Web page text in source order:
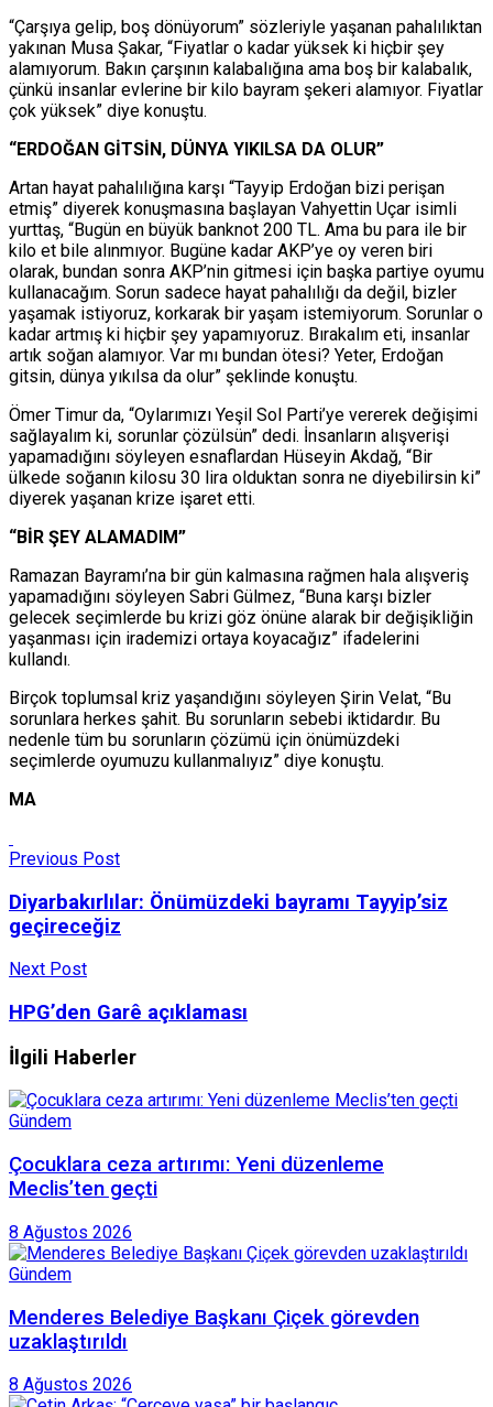
“Çarşıya gelip, boş dönüyorum” sözleriyle yaşanan pahalılıktan
yakınan Musa Şakar, “Fiyatlar o kadar yüksek ki hiçbir şey
alamıyorum. Bakın çarşının kalabalığına ama boş bir kalabalık,
çünkü insanlar evlerine bir kilo bayram şekeri alamıyor. Fiyatlar
çok yüksek” diye konuştu.
“ERDOĞAN GİTSİN, DÜNYA YIKILSA DA OLUR”
Artan hayat pahalılığına karşı “Tayyip Erdoğan bizi perişan
etmiş” diyerek konuşmasına başlayan Vahyettin Uçar isimli
yurttaş, “Bugün en büyük banknot 200 TL. Ama bu para ile bir
kilo et bile alınmıyor. Bugüne kadar AKP’ye oy veren biri
olarak, bundan sonra AKP’nin gitmesi için başka partiye oyumu
kullanacağım. Sorun sadece hayat pahalılığı da değil, bizler
yaşamak istiyoruz, korkarak bir yaşam istemiyorum. Sorunlar o
kadar artmış ki hiçbir şey yapamıyoruz. Bırakalım eti, insanlar
artık soğan alamıyor. Var mı bundan ötesi? Yeter, Erdoğan
gitsin, dünya yıkılsa da olur” şeklinde konuştu.
Ömer Timur da, “Oylarımızı Yeşil Sol Parti’ye vererek değişimi
sağlayalım ki, sorunlar çözülsün” dedi. İnsanların alışverişi
yapamadığını söyleyen esnaflardan Hüseyin Akdağ, “Bir
ülkede soğanın kilosu 30 lira olduktan sonra ne diyebilirsin ki”
diyerek yaşanan krize işaret etti.
“BİR ŞEY ALAMADIM”
Ramazan Bayramı’na bir gün kalmasına rağmen hala alışveriş
yapamadığını söyleyen Sabri Gülmez, “Buna karşı bizler
gelecek seçimlerde bu krizi göz önüne alarak bir değişikliğin
yaşanması için irademizi ortaya koyacağız” ifadelerini
kullandı.
Birçok toplumsal kriz yaşandığını söyleyen Şirin Velat, “Bu
sorunlara herkes şahit. Bu sorunların sebebi iktidardır. Bu
nedenle tüm bu sorunların çözümü için önümüzdeki
seçimlerde oyumuzu kullanmalıyız” diye konuştu.
MA
Previous Post
Diyarbakırlılar: Önümüzdeki bayramı Tayyip’siz
geçireceğiz
Next Post
HPG’den Garê açıklaması
İlgili Haberler
Gündem
Çocuklara ceza artırımı: Yeni düzenleme
Meclis’ten geçti
8 Ağustos 2026
Gündem
Menderes Belediye Başkanı Çiçek görevden
uzaklaştırıldı
8 Ağustos 2026